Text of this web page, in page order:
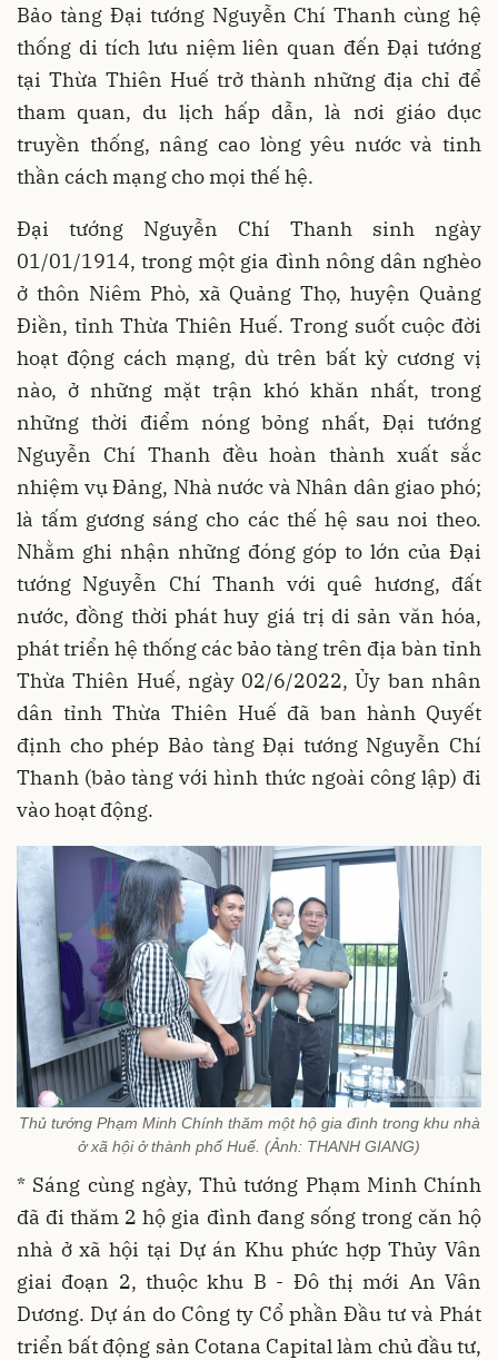
Bảo tàng Đại tướng Nguyễn Chí Thanh cùng hệ
thống di tích lưu niệm liên quan đến Đại tướng
tại Thừa Thiên Huế trở thành những địa chỉ để
tham quan, du lịch hấp dẫn, là nơi giáo dục
truyền thống, nâng cao lòng yêu nước và tinh
thần cách mạng cho mọi thế hệ.
Đại tướng Nguyễn Chí Thanh sinh ngày
01/01/1914, trong một gia đình nông dân nghèo
ở thôn Niêm Phò, xã Quảng Thọ, huyện Quảng
Điền, tỉnh Thừa Thiên Huế. Trong suốt cuộc đời
hoạt động cách mạng, dù trên bất kỳ cương vị
nào, ở những mặt trận khó khăn nhất, trong
những thời điểm nóng bỏng nhất, Đại tướng
Nguyễn Chí Thanh đều hoàn thành xuất sắc
nhiệm vụ Đảng, Nhà nước và Nhân dân giao phó;
là tấm gương sáng cho các thế hệ sau noi theo.
Nhằm ghi nhận những đóng góp to lớn của Đại
tướng Nguyễn Chí Thanh với quê hương, đất
nước, đồng thời phát huy giá trị di sản văn hóa,
phát triển hệ thống các bảo tàng trên địa bàn tỉnh
Thừa Thiên Huế, ngày 02/6/2022, Ủy ban nhân
dân tỉnh Thừa Thiên Huế đã ban hành Quyết
định cho phép Bảo tàng Đại tướng Nguyễn Chí
Thanh (bảo tàng với hình thức ngoài công lập) đi
vào hoạt động.
Thủ tướng Phạm Minh Chính thăm một hộ gia đình trong khu nhà
ở xã hội ở thành phố Huế. (Ảnh: THANH GIANG)
* Sáng cùng ngày, Thủ tướng Phạm Minh Chính
đã đi thăm 2 hộ gia đình đang sống trong căn hộ
nhà ở xã hội tại Dự án Khu phức hợp Thủy Vân
giai đoạn 2, thuộc khu B - Đô thị mới An Vân
Dương. Dự án do Công ty Cổ phần Đầu tư và Phát
triển bất động sản Cotana Capital làm chủ đầu tư,